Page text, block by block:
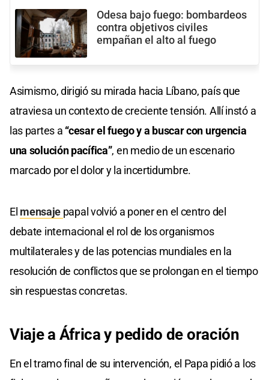
Odesa bajo fuego: bombardeos
contra objetivos civiles
empañan el alto al fuego
Asimismo, dirigió su mirada hacia Líbano, país que
atraviesa un contexto de creciente tensión. Allí instó a
las partes a “cesar el fuego y a buscar con urgencia
una solución pacífica”, en medio de un escenario
marcado por el dolor y la incertidumbre.
El mensaje papal volvió a poner en el centro del
debate internacional el rol de los organismos
multilaterales y de las potencias mundiales en la
resolución de conflictos que se prolongan en el tiempo
sin respuestas concretas.
Viaje a África y pedido de oración
En el tramo final de su intervención, el Papa pidió a los